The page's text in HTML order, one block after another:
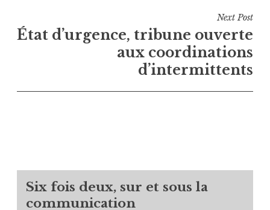
Next Post
État d’urgence, tribune ouverte
aux coordinations
d’intermittents
Six fois deux, sur et sous la
communication